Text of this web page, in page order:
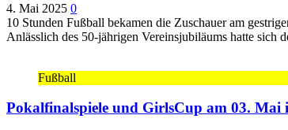
4. Mai 2025 0
10 Stunden Fußball bekamen die Zuschauer am
Anlässlich des 50-jährigen Vereinsjubiläums hatte sich
Fußball
Pokalfinalspiele und GirlsCup am 03.